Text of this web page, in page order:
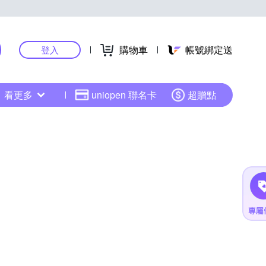
登入 購物車 帳號綁定送
看更多 uniopen 聯名卡 超贈點